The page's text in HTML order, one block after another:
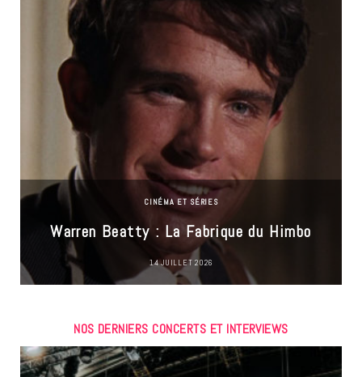
CINÉMA ET SÉRIES
Warren Beatty : La Fabrique du Himbo
14 JUILLET 2026
NOS DERNIERS CONCERTS ET INTERVIEWS